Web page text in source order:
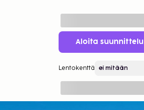
Aloita suunnittelu
Lentokenttä